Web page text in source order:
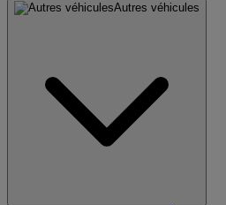
Autres véhicules